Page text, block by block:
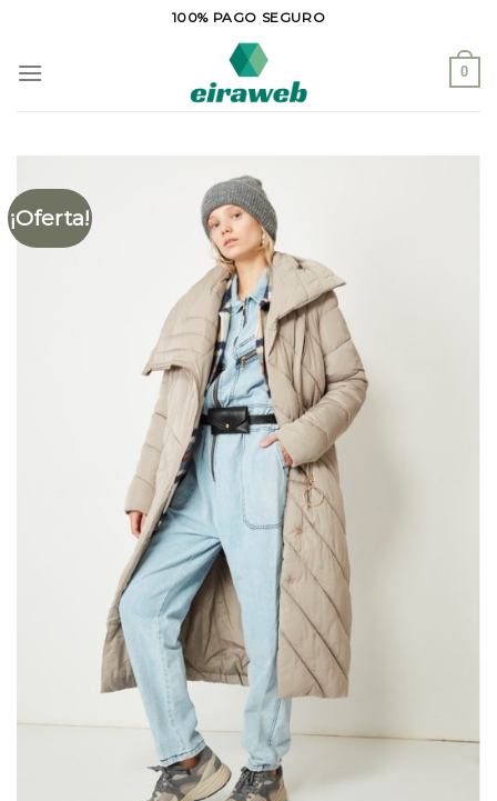
contenido
100% PAGO SEGURO
0
¡Oferta!